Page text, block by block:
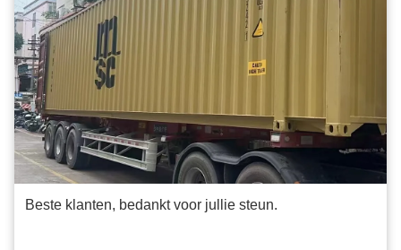
Beste klanten, bedankt voor jullie steun.